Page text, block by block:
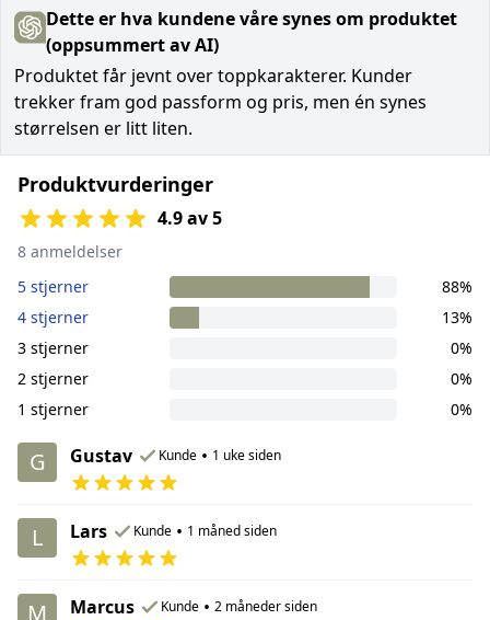
Dette er hva kundene våre synes om produktet
(oppsummert av AI)
Produktet får jevnt over toppkarakterer. Kunder
trekker fram god passform og pris, men én synes
størrelsen er litt liten.
Produktvurderinger
4.9 av 5
8 anmeldelser
5 stjerner
88%
4 stjerner
13%
3 stjerner
0%
2 stjerner
0%
1 stjerner
0%
G Gustav Kunde • 1 uke siden
L Lars Kunde • 1 måned siden
M Marcus Kunde • 2 måneder siden